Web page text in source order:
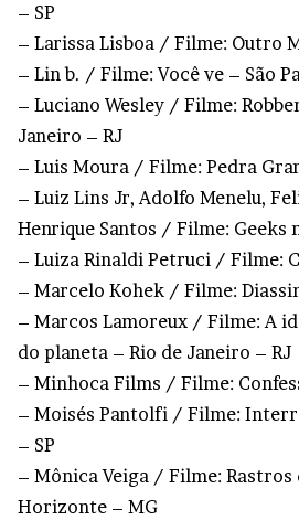
– SP
– Larissa Lisboa / Filme: Outro
– Lin b. / Filme: Você ve – São
– Luciano Wesley / Filme:
Janeiro – RJ
– Luis Moura / Filme: Pedra
– Luiz Lins Jr, Adolfo Menelu,
Henrique Santos / Filme: Geeks
– Luiza Rinaldi Petruci / Filme:
– Marcelo Kohek / Filme:
– Marcos Lamoreux / Filme: A
do planeta – Rio de Janeiro – RJ
– Minhoca Films / Filme:
– Moisés Pantolfi / Filme:
– SP
– Mônica Veiga / Filme: Rastros
Horizonte – MG